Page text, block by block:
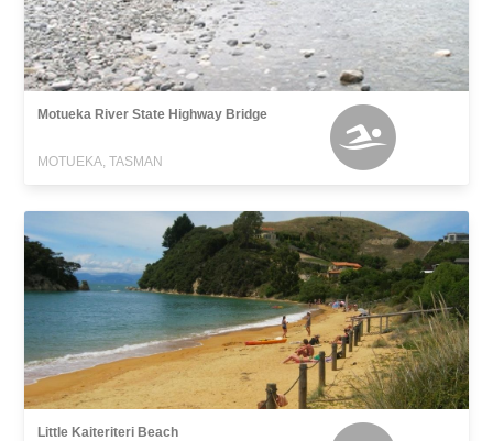
Motueka River State Highway Bridge
MOTUEKA, TASMAN
Little Kaiteriteri Beach